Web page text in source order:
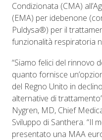
Condizionata (CMA)
(EMA) per idebenone
Puldysa®) per il
funzionalità respiratoria
“Siamo felici del rinnovo
quanto fornisce
del Regno Unito in
alternative di
Nygren, MD, Chief
Sviluppo di Santhera. “Il
presentato una MAA